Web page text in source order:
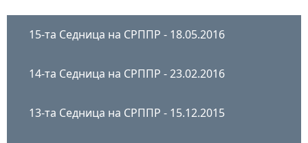
15-та Седница на СРППР - 18.05.2016
14-та Седница на СРППР - 23.02.2016
13-та Седница на СРППР - 15.12.2015